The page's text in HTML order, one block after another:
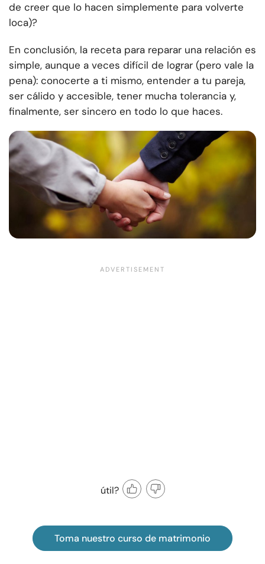
de creer que lo hacen simplemente para volverte
loca)?
En conclusión, la receta para reparar una relación es
simple, aunque a veces difícil de lograr (pero vale la
pena): conocerte a ti mismo, entender a tu pareja,
ser cálido y accesible, tener mucha tolerancia y,
finalmente, ser sincero en todo lo que haces.
útil?
Toma nuestro curso de matrimonio